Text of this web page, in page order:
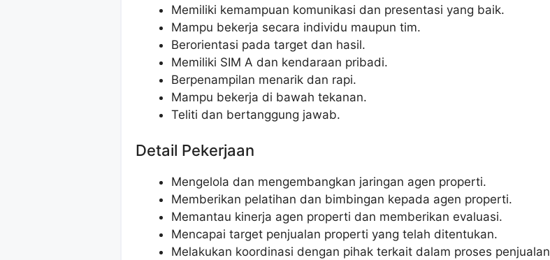
Memiliki kemampuan komunikasi dan presentasi yang baik.
Mampu bekerja secara individu maupun tim.
Berorientasi pada target dan hasil.
Memiliki SIM A dan kendaraan pribadi.
Berpenampilan menarik dan rapi.
Mampu bekerja di bawah tekanan.
Teliti dan bertanggung jawab.
Detail Pekerjaan
Mengelola dan mengembangkan jaringan agen properti.
Memberikan pelatihan dan bimbingan kepada agen properti.
Memantau kinerja agen properti dan memberikan evaluasi.
Mencapai target penjualan properti yang telah ditentukan.
Melakukan koordinasi dengan pihak terkait dalam proses penjualan